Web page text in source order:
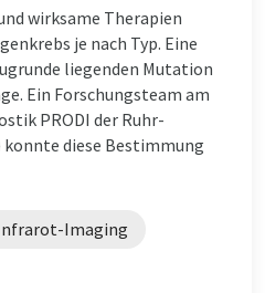
wirksame Therapien
je nach Typ. Eine
liegenden Mutation
Ein Forschungsteam am
PRODI der Ruhr-
diese Bestimmung
Imaging